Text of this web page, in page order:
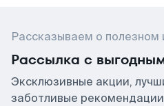
Рассказываем о полезном
Рассылка с
Эксклюзивные акции,
заботливые